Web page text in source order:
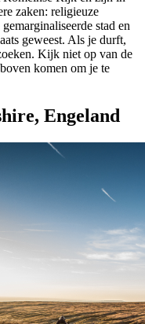
zaken: religieuze
stad en
geweest. Als je durft,
Kijk niet op van de
komen om je te
Engeland